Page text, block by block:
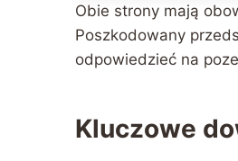
Obie strony mają
Poszkodowany
odpowiedzieć na
Kluczowe